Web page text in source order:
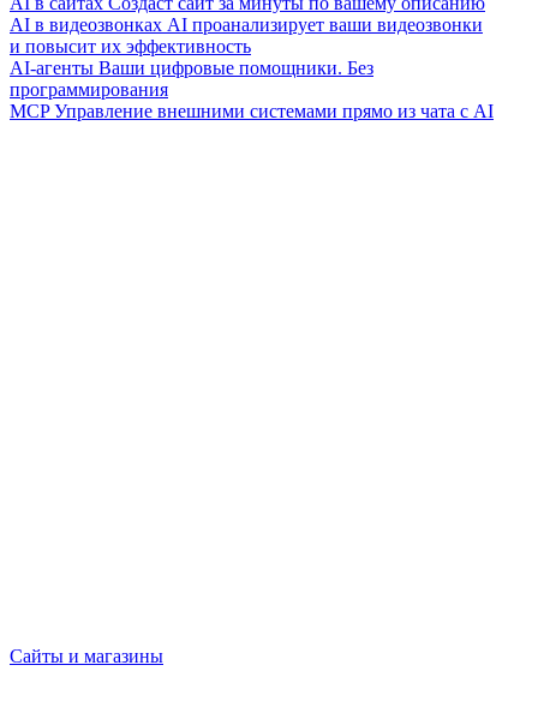
AI в видеозвонках AI проанализирует ваши видеозвонки
и повысит их эффективность
AI-агенты Ваши цифровые помощники. Без
программирования
MCP Управление внешними системами прямо из чата с AI
Сайты и магазины